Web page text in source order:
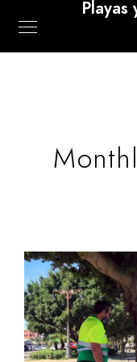
Playas